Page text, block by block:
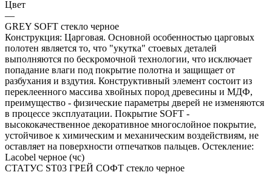
Цвет
—
GREY SOFT стекло черное
Конструкция: Царговая. Основной особенностью царговых
полотен является то, что "укутка" стоевых деталей
выполняются по бескромочной технологии, что исключает
попадание влаги под покрытие полотна и защищает от
разбухания и вздутия. Конструктивный элемент состоит из
переклеенного массива хвойных пород древесины и МДФ,
преимущество - физические параметры дверей не изменяются
в процессе эксплуатации. Покрытие SOFT -
высококачественное декоративное многослойное покрытие,
устойчивое к химическим и механическим воздействиям, не
оставляет на поверхности отпечатков пальцев. Остекление:
Lacobel черное (чс)
СТАТУС ST03 ГРЕЙ СОФТ стекло черное